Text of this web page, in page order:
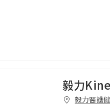
毅力
毅力醫護